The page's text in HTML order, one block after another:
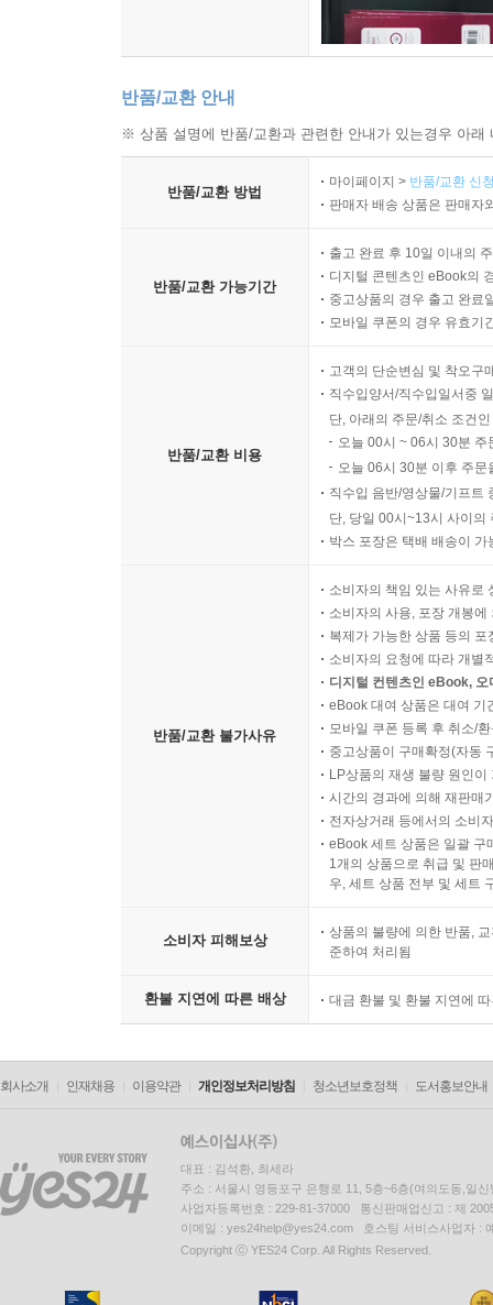
여기서 설명하는 환경적 불의 문제는 과도한 핵
자세히 논의될 환경 정의의 측면이다.
--- p.195
환경 정의 이론은 다양한 형태를 띠며 정의의 다
데 도움이 되었다. 의사 결정권자들이 소외된 집
있다. 또한 특정 개인과 집단이 조롱받거나 보복
게 더 공정한 처우를 요구하거나 권력 기관에 자
이 살충제 광범위한 사용의 위험성을 자세히 설
하기 위해 성 고정관념을 이용했다. 이러한 접근
이 지점에서 우리는 제도, 담론, 그리고 정의를
식의 잠재적 힘을 알 수 있다. 단순히 참여 기회를
--- p.204
환경윤리학은 여타 학문 분야처럼 학계 안팎으
문제가 있다. 첫째, 이미 4장에서 언급했듯이 일
적일 필요는 없다. 그러나 에코페미니스트와 사
를 제기했다. 환경윤리학에 이론과 실천을 통합
경”이 사회적 관계와 어떻게 연결되어 있으며 어
환경 및 동물 윤리에서 무엇을 먹어야 하는지에
우리는 이미 공장식 축산이 동물, 인간, 환경에
취하는 것이 상위 단계(육류)를 섭취하는 것보다
라 상위 단계로 전달되기 때문이다. 예를 들어,
에너지의 전부를 추출할 수는 없으며, 더 나아가
로, 사람들이 육식할 때 고기에 있는 에너지의 일
지는 기본적인 생존에 사용된다.
기후변화의 영향은 심각하고 과거, 현재, 그리고
좌우된다. 대부분의 국가가 향후 30년 안에 온실
과 달성할 수 있을까? 아니면 전 세계적으로 온
빙하 융해, 해수면 상승, 그리고 강수 패턴의 변화
규모는 국가, 기업, 기관, 그리고 개인의 선택에 따
기후를 형성할 것이다.
정의로운 기후 체제의 핵심 특징들에 대한 철학
반품/교환 안내
※ 상품 설명에 반품/교환과 관련한 안내가 있는경우 아
반품/교환 방법
마이페이지 > 반품/교환 신
판매자 배송 상품은 판매자
반품/교환 가능기간
출고 완료 후 10일 이내의
디지털 콘텐츠인 eBook의
중고상품의 경우 출고 완료
모바일 쿠폰의 경우 유효기
반품/교환 비용
고객의 단순변심 및 착오구
직수입양서/직수입일서중
단, 아래의 주문/취소 조건
오늘 00시 ~ 06시 30분
오늘 06시 30분 이후 주
직수입 음반/영상물/기프트
단, 당일 00시~13시 사이의
박스 포장은 택배 배송이
반품/교환 불가사유
소비자의 책임 있는 사유로
소비자의 사용, 포장 개봉
복제가 가능한 상품 등의
소비자의 요청에 따라 개별
디지털 컨텐츠인 eBook,
eBook 대여 상품은 대여 기
모바일 쿠폰 등록 후 취소/
중고상품이 구매확정(자동
LP상품의 재생 불량 원인
시간의 경과에 의해 재판매
전자상거래 등에서의 소비
eBook 세트 상품은 일괄 구
1개의 상품으로 취급 및 판
우, 세트 상품 전부 및 세트
소비자 피해보상
상품의 불량에 의한 반품,
준하여 처리됨
환불 지연에 따른 배상 대금 환불 및 환불 지연에
회사소개 인재채용 이용약관 개인정보처리방침 청소년보호정책 도서홍보안내
대표 : 김석환, 최세라
주소 : 서울시 영등포구 은행로 11, 5층~6층(여의도동,일신
사업자등록번호 : 229-81-37000 통신판매업신고 : 제
이메일 : yes24help@yes24.com 호스팅 서비스사업자 :
Copyright ⓒ YES24 Corp. All Rights Reserved.